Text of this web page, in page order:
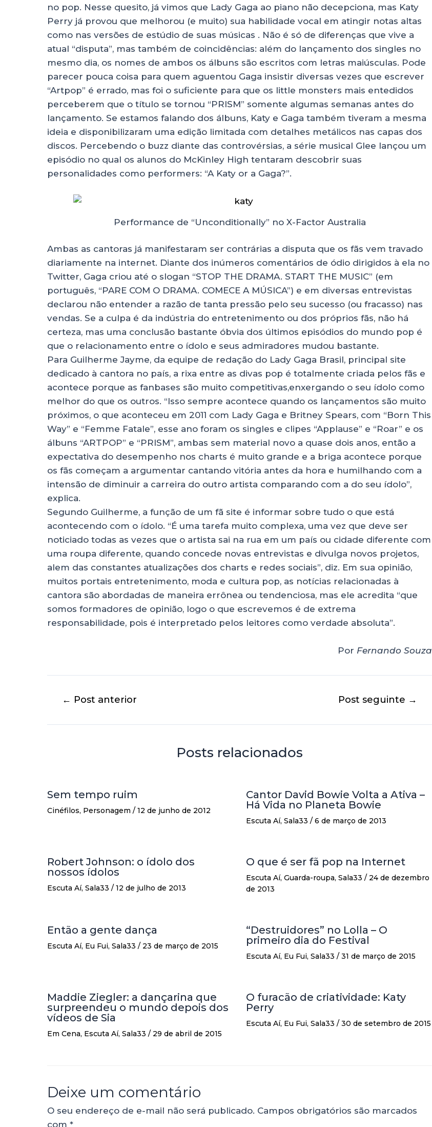
no pop. Nesse quesito, já vimos que Lady Gaga ao piano não decepciona, mas Katy
Perry já provou que melhorou (e muito) sua habilidade vocal em atingir notas altas
como nas versões de estúdio de suas músicas . Não é só de diferenças que vive a
atual “disputa”, mas também de coincidências: além do lançamento dos singles no
mesmo dia, os nomes de ambos os álbuns são escritos com letras maiúsculas. Pode
parecer pouca coisa para quem aguentou Gaga insistir diversas vezes que escrever
“Artpop” é errado, mas foi o suficiente para que os little monsters mais entedidos
perceberem que o título se tornou “PRISM” somente algumas semanas antes do
lançamento. Se estamos falando dos álbuns, Katy e Gaga também tiveram a mesma
ideia e disponibilizaram uma edição limitada com detalhes metálicos nas capas dos
discos. Percebendo o buzz diante das controvérsias, a série musical Glee lançou um
episódio no qual os alunos do McKinley High tentaram descobrir suas
personalidades como performers: “A Katy or a Gaga?”.
Performance de “Unconditionally” no X-Factor Australia
Ambas as cantoras já manifestaram ser contrárias a disputa que os fãs vem travado
diariamente na internet. Diante dos inúmeros comentários de ódio dirigidos à ela no
Twitter, Gaga criou até o slogan “STOP THE DRAMA. START THE MUSIC” (em
português, “PARE COM O DRAMA. COMECE A MÚSICA”) e em diversas entrevistas
declarou não entender a razão de tanta pressão pelo seu sucesso (ou fracasso) nas
vendas. Se a culpa é da indústria do entretenimento ou dos próprios fãs, não há
certeza, mas uma conclusão bastante óbvia dos últimos episódios do mundo pop é
que o relacionamento entre o ídolo e seus admiradores mudou bastante.
Para Guilherme Jayme, da equipe de redação do Lady Gaga Brasil, principal site
dedicado à cantora no país, a rixa entre as divas pop é totalmente criada pelos fãs e
acontece porque as fanbases são muito competitivas,enxergando o seu ídolo como
melhor do que os outros. “Isso sempre acontece quando os lançamentos são muito
próximos, o que aconteceu em 2011 com Lady Gaga e Britney Spears, com “Born This
Way” e “Femme Fatale”, esse ano foram os singles e clipes “Applause” e “Roar” e os
álbuns “ARTPOP” e “PRISM”, ambas sem material novo a quase dois anos, então a
expectativa do desempenho nos charts é muito grande e a briga acontece porque
os fãs começam a argumentar cantando vitória antes da hora e humilhando com a
intensão de diminuir a carreira do outro artista comparando com a do seu ídolo”,
explica.
Segundo Guilherme, a função de um fã site é informar sobre tudo o que está
acontecendo com o ídolo. “É uma tarefa muito complexa, uma vez que deve ser
noticiado todas as vezes que o artista sai na rua em um país ou cidade diferente com
uma roupa diferente, quando concede novas entrevistas e divulga novos projetos,
alem das constantes atualizações dos charts e redes sociais”, diz. Em sua opinião,
muitos portais entretenimento, moda e cultura pop, as notícias relacionadas à
cantora são abordadas de maneira errônea ou tendenciosa, mas ele acredita “que
somos formadores de opinião, logo o que escrevemos é de extrema
responsabilidade, pois é interpretado pelos leitores como verdade absoluta”.
Por Fernando Souza
← Post anterior Post seguinte →
Posts relacionados
Sem tempo ruim
Cinéfilos, Personagem / 12 de junho de 2012
Cantor David Bowie Volta a Ativa –
Há Vida no Planeta Bowie
Escuta Aí, Sala33 / 6 de março de 2013
Robert Johnson: o ídolo dos
nossos ídolos
Escuta Aí, Sala33 / 12 de julho de 2013
O que é ser fã pop na Internet
Escuta Aí, Guarda-roupa, Sala33 / 24 de dezembro
de 2013
Então a gente dança
Escuta Aí, Eu Fui, Sala33 / 23 de março de 2015
“Destruidores” no Lolla – O
primeiro dia do Festival
Escuta Aí, Eu Fui, Sala33 / 31 de março de 2015
Maddie Ziegler: a dançarina que
surpreendeu o mundo depois dos
vídeos de Sia
Em Cena, Escuta Aí, Sala33 / 29 de abril de 2015
O furacão de criatividade: Katy
Perry
Escuta Aí, Eu Fui, Sala33 / 30 de setembro de 2015
Deixe um comentário
O seu endereço de e-mail não será publicado. Campos obrigatórios são marcados
com *